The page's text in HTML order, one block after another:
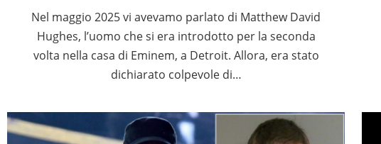
Nel maggio 2025 vi avevamo parlato di Matthew David
Hughes, l’uomo che si era introdotto per la seconda
volta nella casa di Eminem, a Detroit. Allora, era stato
dichiarato colpevole di…